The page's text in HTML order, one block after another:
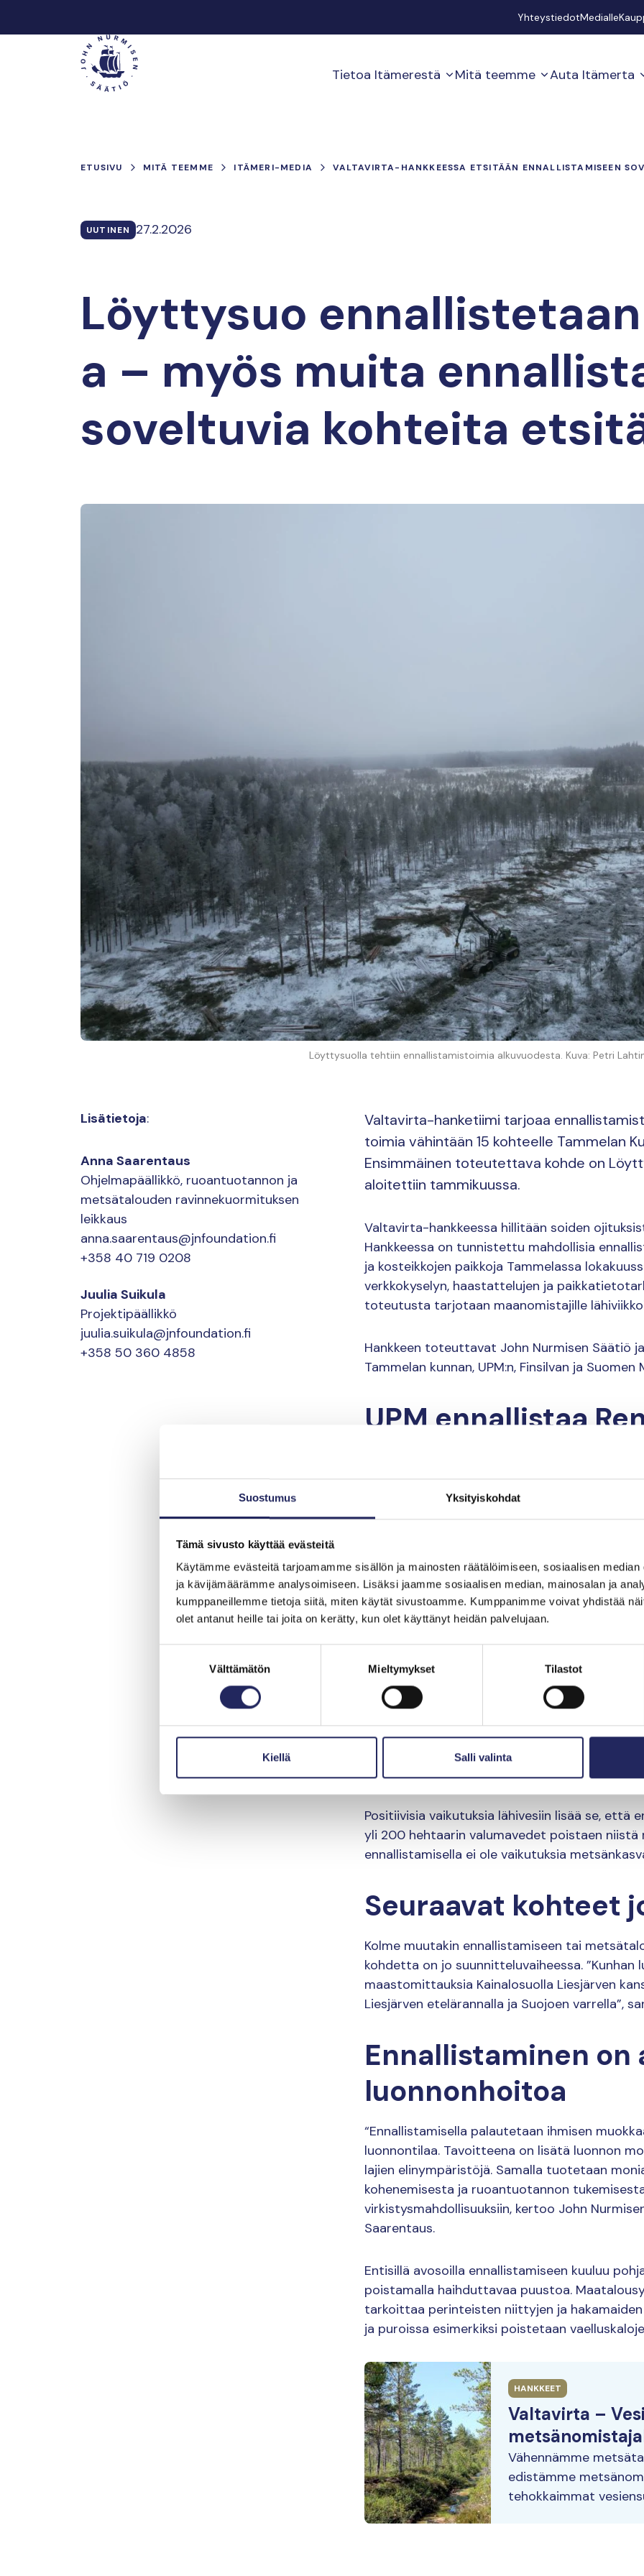
Suostumus Yksityiskohdat
Tämä sivusto käyttää evästeitä
Käytämme evästeitä tarjoamamme sisällön ja mainosten räätälöimiseen, sosiaalisen
ja kävijämäärämme analysoimiseen. Lisäksi jaamme sosiaalisen median, mainosalan ja
kumppaneillemme tietoja siitä, miten käytät sivustoamme. Kumppanimme voivat yhdistää
olet antanut heille tai joita on kerätty, kun olet käyttänyt heidän palvelujaan.
Välttämätön Mieltymykset Tilastot
Kiellä Salli valinta
YhteystiedotMedialle
Päävalikko Tietoa Itämerestä Mitä teemme Auta Itämerta
ETUSIVU MITÄ TEEMME ITÄMERI-MEDIA VALTAVIRTA-HANKKEESSA ETSITÄÄN ENNALLISTAMISEEN
UUTINEN 27.2.2026
Löyttysuo
a – myös muita
soveltuvia kohteita
Löyttysuolla tehtiin ennallistamistoimia alkuvuodesta. Kuva: Petri
Lisätietoja:
Anna Saarentaus
Ohjelmapäällikkö, ruoantuotannon ja
metsätalouden ravinnekuormituksen
leikkaus
anna.saarentaus@jnfoundation.fi
+358 40 719 0208
Juulia Suikula
Projektipäällikkö
juulia.suikula@jnfoundation.fi
+358 50 360 4858
Valtavirta-hanketiimi tarjoaa
toimia vähintään 15 kohteelle Tammelan
Ensimmäinen toteutettava kohde on
aloitettiin tammikuussa.
Valtavirta-hankkeessa hillitään soiden
Hankkeessa on tunnistettu mahdollisia
ja kosteikkojen paikkoja Tammelassa
verkkokyselyn, haastattelujen ja
toteutusta tarjotaan maanomistajille
Hankkeen toteuttavat John Nurmisen Säätiö
Tammelan kunnan, UPM:n, Finsilvan ja
UPM ennallistaa
Ensimmäinen toteutuskohde on Löyttysuo
on reunoiltaan ojitettu ja keskeltä avoimena
Viime kesänä suolla havaittiin muun muassa
Ennallistamisessa ohjataan valumavesiä pois
kulkemaan suon läpi. Vettyminen estää
turpeen kertymisen. Samalla kuormitus
”Aiomme tukkia suurimman osan ojista ja
että valumavedet levittyvät alueelle. Lisäksi
joka muuten estäisi kaivinkoneen kulkemisen
veden pintaa suolla. Kaivutyöt tehdään ensi
Puuston poisto taas on paras tehdä maan
talvelle”, kertoo UPM Metsän luonnonhoidon
Positiivisia vaikutuksia lähivesiin lisää se,
yli 200 hehtaarin valumavedet poistaen
ennallistamisella ei ole vaikutuksia
Seuraavat kohteet
Kolme muutakin ennallistamiseen tai
kohdetta on jo suunnitteluvaiheessa.
maastomittauksia Kainalosuolla Liesjärven
Liesjärven etelärannalla ja Suojoen varrella”,
Ennallistaminen
luonnonhoitoa
“Ennallistamisella palautetaan ihmisen
luonnontilaa. Tavoitteena on lisätä luonnon
lajien elinympäristöjä. Samalla tuotetaan
kohenemisesta ja ruoantuotannon
virkistysmahdollisuuksiin, kertoo John
Saarentaus.
Entisillä avosoilla ennallistamiseen kuuluu
poistamalla haihduttavaa puustoa.
tarkoittaa perinteisten niittyjen ja
ja puroissa esimerkiksi poistetaan
HANKKEET
Valtavirta –
Vähennämme
edistämme
tehokkaimmat